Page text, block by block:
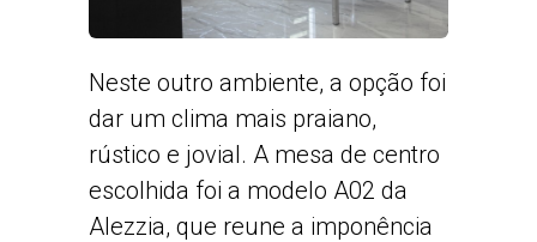
Neste outro ambiente, a opção foi
dar um clima mais praiano,
rústico e jovial. A mesa de centro
escolhida foi a modelo A02 da
Alezzia, que reune a imponência